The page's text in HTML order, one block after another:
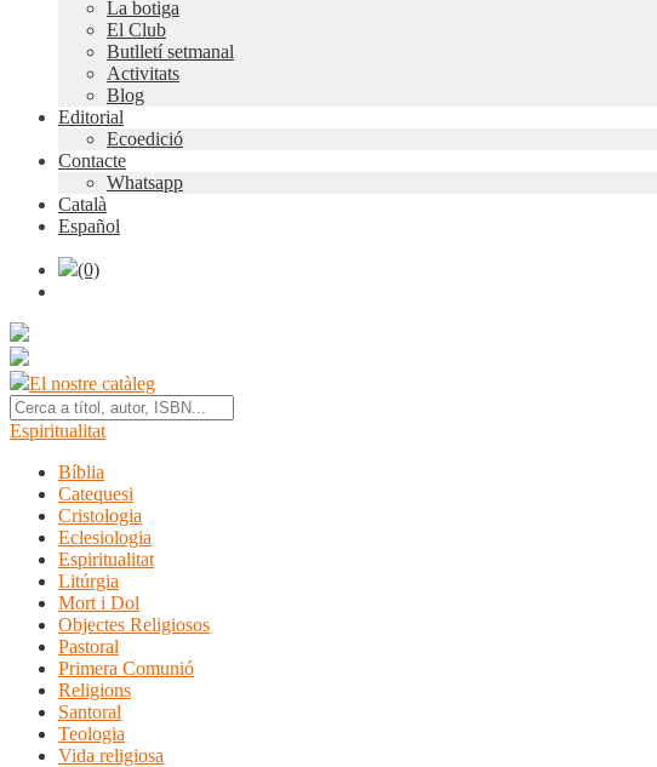
La botiga
El Club
Butlletí setmanal
Activitats
Blog
Editorial
Ecoedició
Contacte
Whatsapp
Català
Español
(0)
El nostre catàleg
Espiritualitat
Bíblia
Catequesi
Cristologia
Eclesiologia
Espiritualitat
Litúrgia
Mort i Dol
Objectes Religiosos
Pastoral
Primera Comunió
Religions
Santoral
Teologia
Vida religiosa